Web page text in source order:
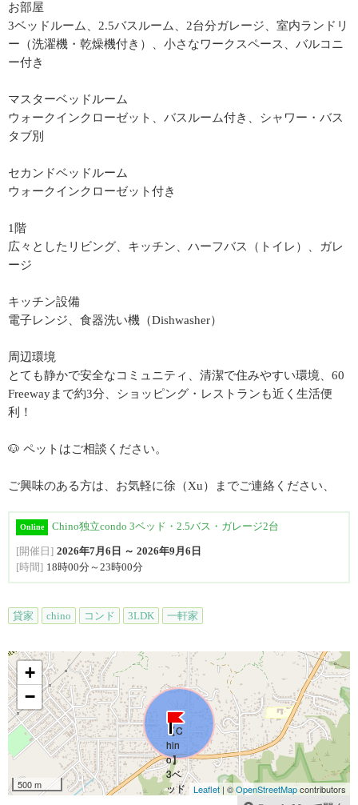
お部屋
3ベッドルーム、2.5バスルーム、2台分ガレージ、室内ランドリ
ー（洗濯機・乾燥機付き）、小さなワークスペース、バルコニ
ー付き
マスターベッドルーム
ウォークインクローゼット、バスルーム付き、シャワー・バス
タブ別
セカンドベッドルーム
ウォークインクローゼット付き
1階
広々としたリビング、キッチン、ハーフバス（トイレ）、ガレ
ージ
キッチン設備
電子レンジ、食器洗い機（Dishwasher）
周辺環境
とても静かで安全なコミュニティ、清潔で住みやすい環境、60
Freewayまで約3分、ショッピング・レストランも近く生活便
利！
🐶 ペットはご相談ください。
ご興味のある方は、お気軽に徐（Xu）までご連絡ください、
Online Chino独立condo 3ベッド・2.5バス・ガレージ2台
[開催日] 2026年7月6日 ～ 2026年9月6日
[時間] 18時00分～23時00分
貸家 chino コンド 3LDK 一軒家
+
−
500 m Leaflet | ©OpenStreetMapcontributors